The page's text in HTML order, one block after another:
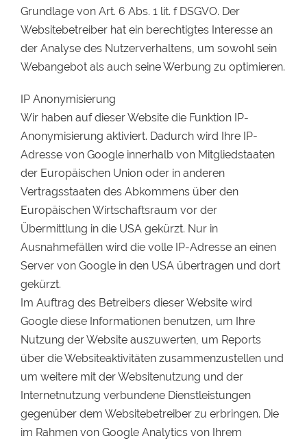
Grundlage von Art. 6 Abs. 1 lit. f DSGVO. Der
Websitebetreiber hat ein berechtigtes Interesse an
der Analyse des Nutzerverhaltens, um sowohl sein
Webangebot als auch seine Werbung zu optimieren.
IP Anonymisierung
Wir haben auf dieser Website die Funktion IP-
Anonymisierung aktiviert. Dadurch wird Ihre IP-
Adresse von Google innerhalb von Mitgliedstaaten
der Europäischen Union oder in anderen
Vertragsstaaten des Abkommens über den
Europäischen Wirtschaftsraum vor der
Übermittlung in die USA gekürzt. Nur in
Ausnahmefällen wird die volle IP-Adresse an einen
Server von Google in den USA übertragen und dort
gekürzt.
Im Auftrag des Betreibers dieser Website wird
Google diese Informationen benutzen, um Ihre
Nutzung der Website auszuwerten, um Reports
über die Websiteaktivitäten zusammenzustellen und
um weitere mit der Websitenutzung und der
Internetnutzung verbundene Dienstleistungen
gegenüber dem Websitebetreiber zu erbringen. Die
im Rahmen von Google Analytics von Ihrem